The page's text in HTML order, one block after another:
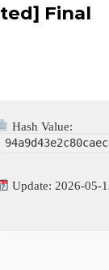
Final
Hash Value:
Update: 2026-05-